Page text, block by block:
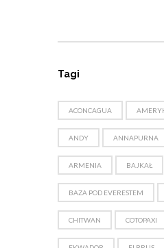
Tagi
ACONCAGUA
ANDY ANNAPURNA
ARMENIA BAJKAŁ
BAZA POD EVERESTEM
CHITWAN COTOPAXI